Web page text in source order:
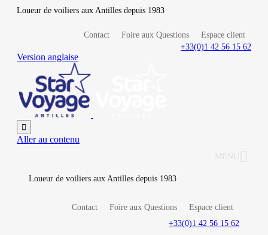
Loueur de voiliers aux Antilles depuis 1983
Contact Foire aux Questions
Espace client
+33(0)1 42 56 15 62
Version anglaise

Aller au contenu
MENU
Loueur de voiliers aux Antilles depuis 1983
Contact Foire aux Questions
Espace client
+33(0)1 42 56 15 62